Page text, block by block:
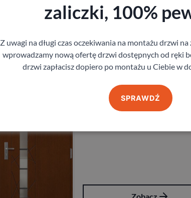
Zamów pomiar
6 696,00
Zobacz
zaliczki, 100%
Z uwagi na długi czas oczekiwania na montażu drzwi
wprowadzamy nową ofertę drzwi dostępnych od ręki
drzwi zapłacisz dopiero po montażu u Ciebie w
SPRAWDŹ